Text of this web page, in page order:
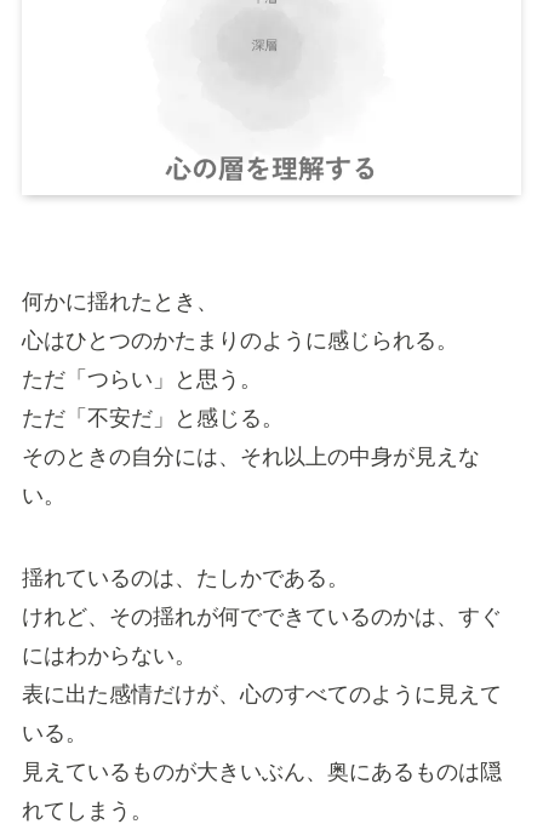
何かに揺れたとき、
心はひとつのかたまりのように感じられる。
ただ「つらい」と思う。
ただ「不安だ」と感じる。
そのときの自分には、それ以上の中身が見えな
い。
揺れているのは、たしかである。
けれど、その揺れが何でできているのかは、すぐ
にはわからない。
表に出た感情だけが、心のすべてのように見えて
いる。
見えているものが大きいぶん、奥にあるものは隠
れてしまう。